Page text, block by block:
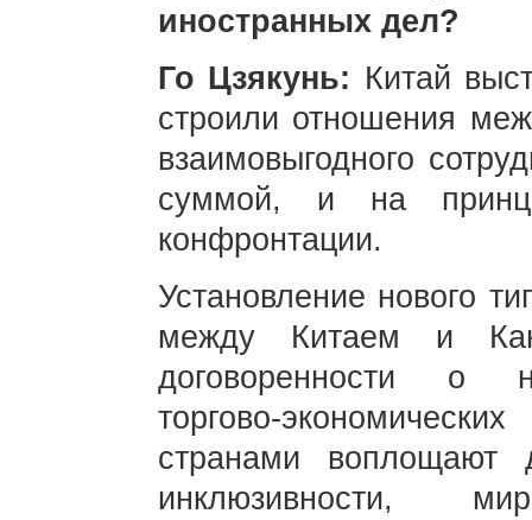
иностранных дел?
Го Цзякунь: Китай
строили отношения
взаимовыгодного
суммой, и на
конфронтации.
Установление нового
между Китаем и
договоренности о
торгово-
странами воплощают
инклюзивности,